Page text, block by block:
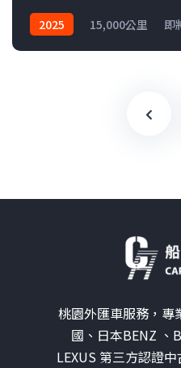
2025 15,000公里 即
桃園外匯車服務，專
國、日本BENZ 、
LEXUS 第三方認證